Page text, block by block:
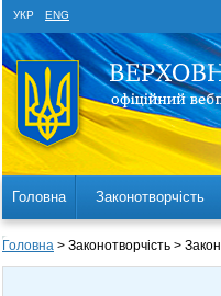
УКР ENG
Головна Законотворчість
Головна > Законотворчість >